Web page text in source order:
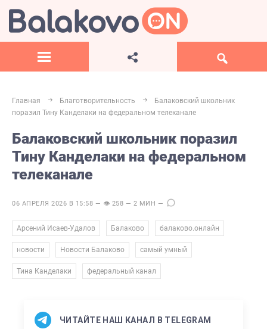
Главная Благотворительность
Балаковский школьник
поразил Тину Канделаки на федеральном телеканале
Балаковский школьник поразил
Тину Канделаки на федеральном
телеканале
06 АПРЕЛЯ 2026 В 15:58 — 👁 258 — 2 МИН —
Арсений Исаев-Удалов Балаково балаково.онлайн
новости Новости Балаково самый умный
Тина Канделаки федеральный канал
ЧИТАЙТЕ НАШ КАНАЛ В TELEGRAM